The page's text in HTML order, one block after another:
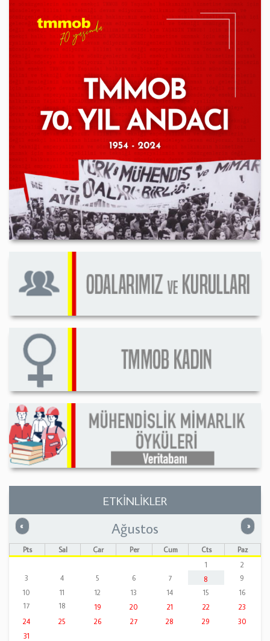
ETKİNLİKLER
« Önceki »
Ağustos
Pts Sal Çar Per Cum Cts
Paz
1
2
3
4 5 6 7 8
9
10
11 12 13 14 15
16
17
18 19 20 21 22
23
24
25 26 27 28 29
30
31